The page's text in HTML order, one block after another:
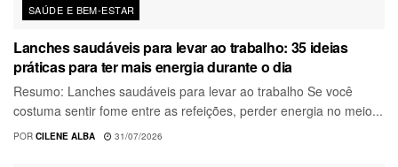
SAÚDE E BEM-ESTAR
Lanches saudáveis para levar ao trabalho: 35 ideias
práticas para ter mais energia durante o dia
Resumo: Lanches saudáveis para levar ao trabalho Se você
costuma sentir fome entre as refeições, perder energia no meio...
POR CILENE ALBA 31/07/2026